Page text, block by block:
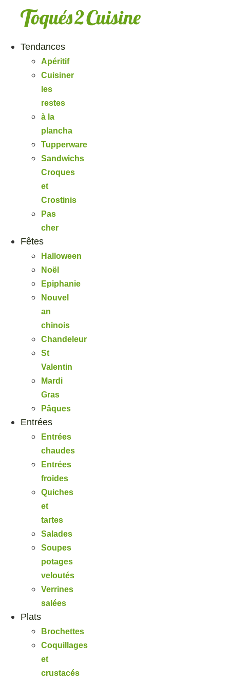
Tendances
Apéritif
Cuisiner
les
restes
à la
plancha
Tupperware
Sandwichs
Croques
et
Crostinis
Pas
cher
Fêtes
Halloween
Noël
Epiphanie
Nouvel
an
chinois
Chandeleur
St
Valentin
Mardi
Gras
Pâques
Entrées
Entrées
chaudes
Entrées
froides
Quiches
et
tartes
Salades
Soupes
potages
veloutés
Verrines
salées
Plats
Brochettes
Coquillages
et
crustacés